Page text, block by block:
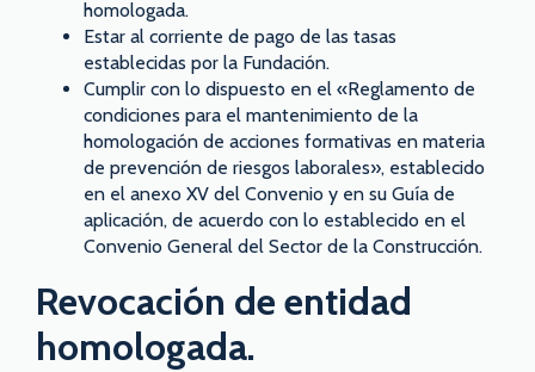
homologada.
Estar al corriente de pago de las tasas
establecidas por la Fundación.
Cumplir con lo dispuesto en el «Reglamento de
condiciones para el mantenimiento de la
homologación de acciones formativas en materia
de prevención de riesgos laborales», establecido
en el anexo XV del Convenio y en su Guía de
aplicación, de acuerdo con lo establecido en el
Convenio General del Sector de la Construcción.
Revocación de entidad
homologada.